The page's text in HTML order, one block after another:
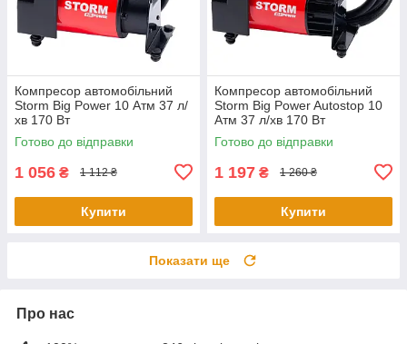
Компресор автомобільний
Storm Big Power 10 Атм 37 л/
хв 170 Вт
Готово до відправки
1 056 ₴ 1 112 ₴
Купити
Компресор автомобільний
Storm Big Power Autostop 10
Атм 37 л/хв 170 Вт
Готово до відправки
1 197 ₴ 1 260 ₴
Купити
Показати ще
Про нас